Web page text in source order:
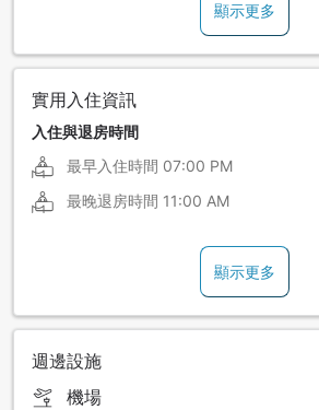
顯示更多
實用入住資訊
入住與退房時間
最早入住時間 07:00 PM
最晚退房時間 11:00 AM
顯示更多
週邊設施
機場